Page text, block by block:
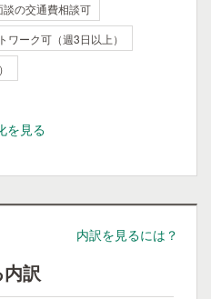
談の交通費相談可
ワーク可（週3日以上）
を見る
内訳を見るには？
訳